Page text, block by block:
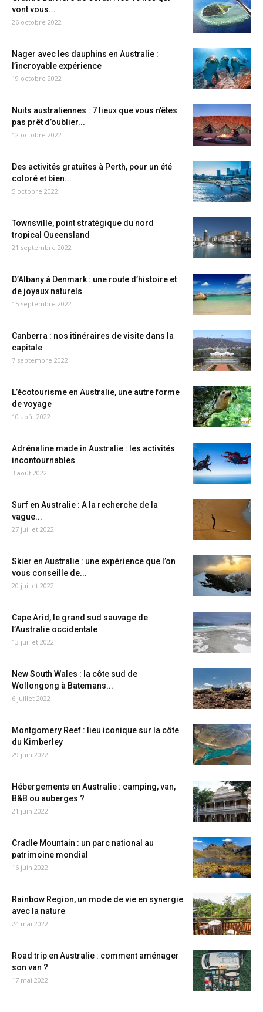
vont vous...
26 octobre 2022
Nager avec les dauphins en Australie :
l’incroyable expérience
19 octobre 2022
Nuits australiennes : 7 lieux que vous n’êtes
pas prêt d’oublier...
12 octobre 2022
Des activités gratuites à Perth, pour un été
coloré et bien...
5 octobre 2022
Townsville, point stratégique du nord
tropical Queensland
21 septembre 2022
D’Albany à Denmark : une route d’histoire et
de joyaux naturels
15 septembre 2022
Canberra : nos itinéraires de visite dans la
capitale
7 septembre 2022
L’écotourisme en Australie, une autre forme
de voyage
10 août 2022
Adrénaline made in Australie : les activités
incontournables
3 août 2022
Surf en Australie : A la recherche de la
vague...
27 juillet 2022
Skier en Australie : une expérience que l’on
vous conseille de...
20 juillet 2022
Cape Arid, le grand sud sauvage de
l’Australie occidentale
13 juillet 2022
New South Wales : la côte sud de
Wollongong à Batemans...
6 juillet 2022
Montgomery Reef : lieu iconique sur la côte
du Kimberley
29 juin 2022
Hébergements en Australie : camping, van,
B&B ou auberges ?
21 juin 2022
Cradle Mountain : un parc national au
patrimoine mondial
16 juin 2022
Rainbow Region, un mode de vie en synergie
avec la nature
24 mai 2022
Road trip en Australie : comment aménager
son van ?
17 mai 2022